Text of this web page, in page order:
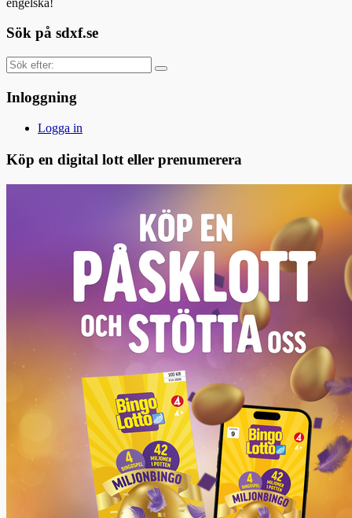
Sök på sdxf.se
Sök
efter:
Inloggning
Logga in
Köp en digital lott eller prenumerera